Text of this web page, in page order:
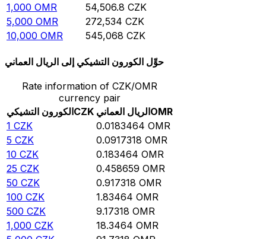
1,000 OMR 54,506.8 CZK
5,000 OMR 272,534 CZK
10,000 OMR 545,068 CZK
حوِّل الكورون التشيكي إلى الريال العماني
Rate information of CZK/OMR
currency pair
الكورون التشيكيCZK الريال العمانيOMR
1 CZK 0.0183464 OMR
5 CZK 0.0917318 OMR
10 CZK 0.183464 OMR
25 CZK 0.458659 OMR
50 CZK 0.917318 OMR
100 CZK 1.83464 OMR
500 CZK 9.17318 OMR
1,000 CZK 18.3464 OMR